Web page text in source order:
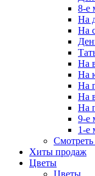
8-е
На
На
На
На
На
На
На
9-е
1-е
Смотреть
Хиты продаж
Цветы